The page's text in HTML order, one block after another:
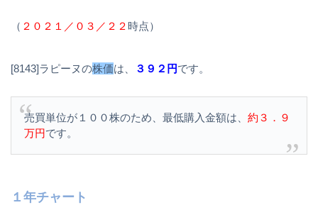
（ ２０２１／０３／２２時点）
[8143]ラピーヌの株価は、 ３９２円です。
売買単位が１００株のため、最低購入金額は、 約３．９
万円です。
１年チャート